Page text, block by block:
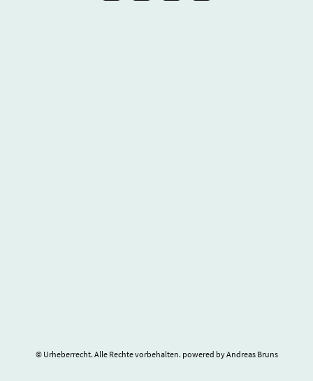
© Urheberrecht. Alle Rechte vorbehalten. powered by Andreas Bruns